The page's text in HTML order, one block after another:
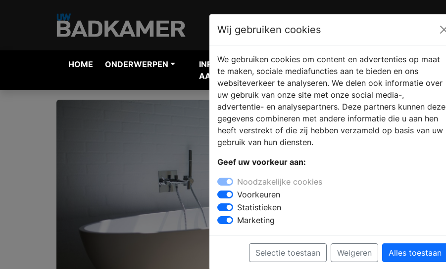
HOME ONDERWERPEN
INFORMATIE
AANVRAGEN
VERKOOPLOCATIE
VINDEN
WEBSHOP
Wij gebruiken cookies
We gebruiken cookies om content en advertenties op maat
te maken, sociale mediafuncties aan te bieden en ons
websiteverkeer te analyseren. We delen ook informatie over
uw gebruik van onze site met onze social media-,
advertentie- en analysepartners. Deze partners kunnen deze
gegevens combineren met andere informatie die u aan hen
heeft verstrekt of die zij hebben verzameld op basis van uw
gebruik van hun diensten.
Geef uw voorkeur aan:
Noodzakelijke cookies
Voorkeuren
Statistieken
Marketing
Selectie toestaan Weigeren Alles toestaan